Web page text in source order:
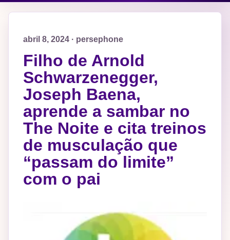
abril 8, 2024 · persephone
Filho de Arnold
Schwarzenegger,
Joseph Baena,
aprende a sambar no
The Noite e cita treinos
de musculação que
“passam do limite”
com o pai